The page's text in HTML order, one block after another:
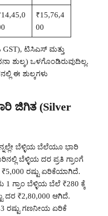
₹15,76,4
00
ಟಿಸಿಎಸ್ ಮತ್ತು
ಶುಲ್ಕ) ಒಳಗೊಂಡಿರುವುದಿಲ್ಲ.
ಈ ಶುಲ್ಕಗಳು
ಜಿಗಿತ (Silver
ಬೆಳ್ಳಿಯ ಬೆಲೆಯೂ ಭಾರಿ
ಬೆಳ್ಳಿಯ ದರ ಪ್ರತಿ ಗ್ರಾಂಗೆ
ರಷ್ಟು ಏರಿಕೆಯಾಗಿದೆ.
ಗ್ರಾಂ ಬೆಳ್ಳಿಯ ಬೆಲೆ ₹280 ಕ್ಕೆ
ದರ ₹2,80,000 ಆಗಿದೆ.
ರಷ್ಟು ಗಣನೀಯ ಏರಿಕೆ